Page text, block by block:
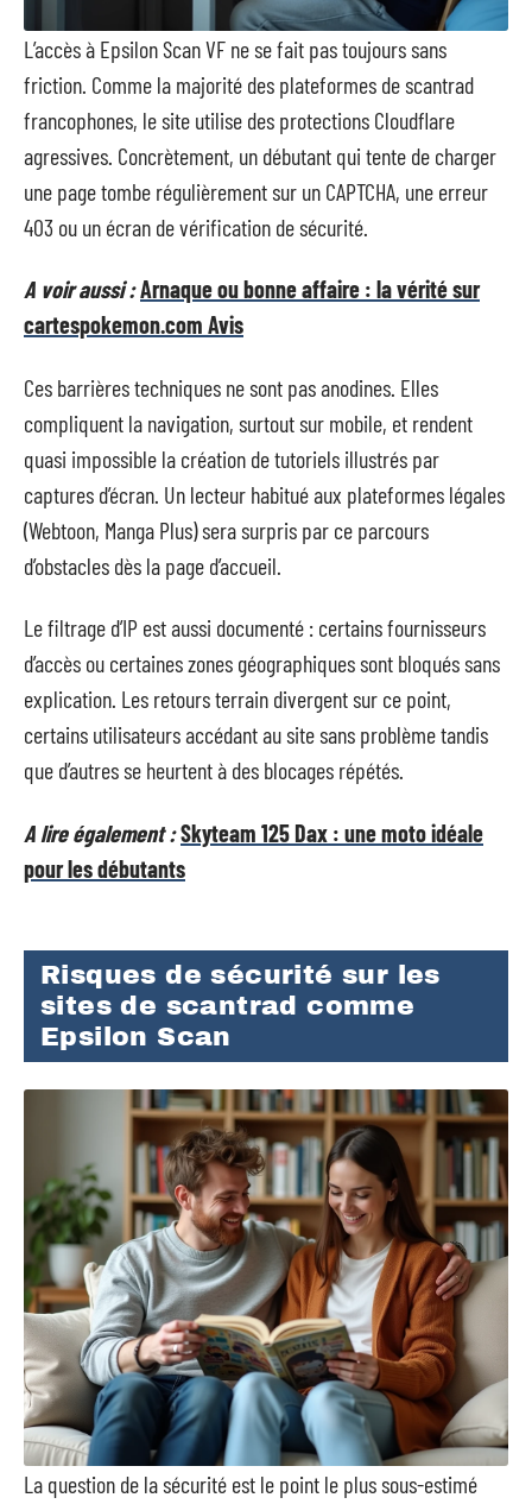
L’accès à Epsilon Scan VF ne se fait pas toujours sans
friction. Comme la majorité des plateformes de scantrad
francophones, le site utilise des protections Cloudflare
agressives. Concrètement, un débutant qui tente de charger
une page tombe régulièrement sur un CAPTCHA, une erreur
403 ou un écran de vérification de sécurité.
A voir aussi :Arnaque ou bonne affaire : la vérité sur
cartespokemon.com Avis
Ces barrières techniques ne sont pas anodines. Elles
compliquent la navigation, surtout sur mobile, et rendent
quasi impossible la création de tutoriels illustrés par
captures d’écran. Un lecteur habitué aux plateformes légales
(Webtoon, Manga Plus) sera surpris par ce parcours
d’obstacles dès la page d’accueil.
Le filtrage d’IP est aussi documenté : certains fournisseurs
d’accès ou certaines zones géographiques sont bloqués sans
explication. Les retours terrain divergent sur ce point,
certains utilisateurs accédant au site sans problème tandis
que d’autres se heurtent à des blocages répétés.
A lire également :Skyteam 125 Dax : une moto idéale
pour les débutants
Risques de sécurité sur les
sites de scantrad comme
Epsilon Scan
La question de la sécurité est le point le plus sous-estimé